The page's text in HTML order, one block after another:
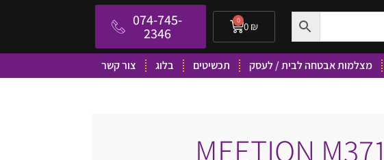
0 ₪
0
074-745-
2346
מצלמות אבטחה לבית / לעסק תכשיטים בלוג צור קשר